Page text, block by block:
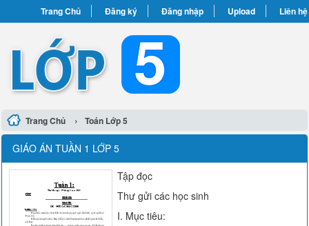
Trang Chủ Đăng ký Đăng nhập Upload Liên hệ
Trang Chủ › Toán Lớp 5
GIÁO ÁN TUẦN 1 LỚP 5
Tập đọc
Thư gửi các học sinh
I. Mục tiêu: